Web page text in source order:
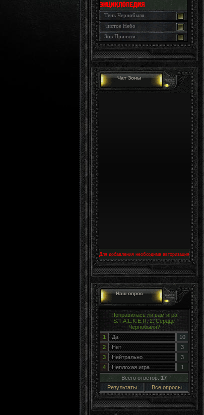
Тень Чернобыля
Чистое Небо
Зов Припяти
Чат Зоны
Для добавления необходима авторизация
Наш опрос
Понравилась ли вам игра
S.T.A.L.K.E.R. 2: Сердце
Чернобыля?
1
Да
10
2
Нет
3
3
Нейтрально
3
4
Неплохая игра
1
Всего ответов: 17
Результаты
Все опросы